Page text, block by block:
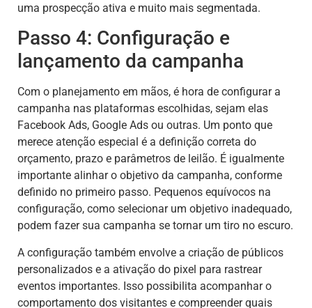
uma prospecção ativa e muito mais segmentada.
Passo 4: Configuração e
lançamento da campanha
Com o planejamento em mãos, é hora de configurar a
campanha nas plataformas escolhidas, sejam elas
Facebook Ads, Google Ads ou outras. Um ponto que
merece atenção especial é a definição correta do
orçamento, prazo e parâmetros de leilão. É igualmente
importante alinhar o objetivo da campanha, conforme
definido no primeiro passo. Pequenos equívocos na
configuração, como selecionar um objetivo inadequado,
podem fazer sua campanha se tornar um tiro no escuro.
A configuração também envolve a criação de públicos
personalizados e a ativação do pixel para rastrear
eventos importantes. Isso possibilita acompanhar o
comportamento dos visitantes e compreender quais